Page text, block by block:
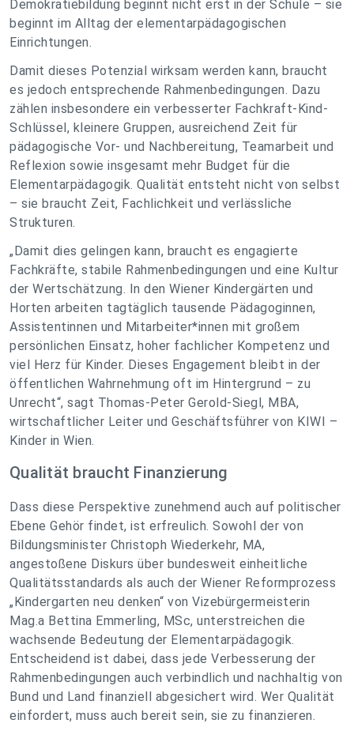
Demokratiebildung beginnt nicht erst in der Schule – sie
beginnt im Alltag der elementarpädagogischen
Einrichtungen.
Damit dieses Potenzial wirksam werden kann, braucht
es jedoch entsprechende Rahmenbedingungen. Dazu
zählen insbesondere ein verbesserter Fachkraft-Kind-
Schlüssel, kleinere Gruppen, ausreichend Zeit für
pädagogische Vor- und Nachbereitung, Teamarbeit und
Reflexion sowie insgesamt mehr Budget für die
Elementarpädagogik. Qualität entsteht nicht von selbst
– sie braucht Zeit, Fachlichkeit und verlässliche
Strukturen.
„Damit dies gelingen kann, braucht es engagierte
Fachkräfte, stabile Rahmenbedingungen und eine Kultur
der Wertschätzung. In den Wiener Kindergärten und
Horten arbeiten tagtäglich tausende Pädagoginnen,
Assistentinnen und Mitarbeiter*innen mit großem
persönlichen Einsatz, hoher fachlicher Kompetenz und
viel Herz für Kinder. Dieses Engagement bleibt in der
öffentlichen Wahrnehmung oft im Hintergrund – zu
Unrecht“, sagt Thomas-Peter Gerold-Siegl, MBA,
wirtschaftlicher Leiter und Geschäftsführer von KIWI –
Kinder in Wien.
Qualität braucht Finanzierung
Dass diese Perspektive zunehmend auch auf politischer
Ebene Gehör findet, ist erfreulich. Sowohl der von
Bildungsminister Christoph Wiederkehr, MA,
angestoßene Diskurs über bundesweit einheitliche
Qualitätsstandards als auch der Wiener Reformprozess
„Kindergarten neu denken“ von Vizebürgermeisterin
Mag.a Bettina Emmerling, MSc, unterstreichen die
wachsende Bedeutung der Elementarpädagogik.
Entscheidend ist dabei, dass jede Verbesserung der
Rahmenbedingungen auch verbindlich und nachhaltig von
Bund und Land finanziell abgesichert wird. Wer Qualität
einfordert, muss auch bereit sein, sie zu finanzieren.